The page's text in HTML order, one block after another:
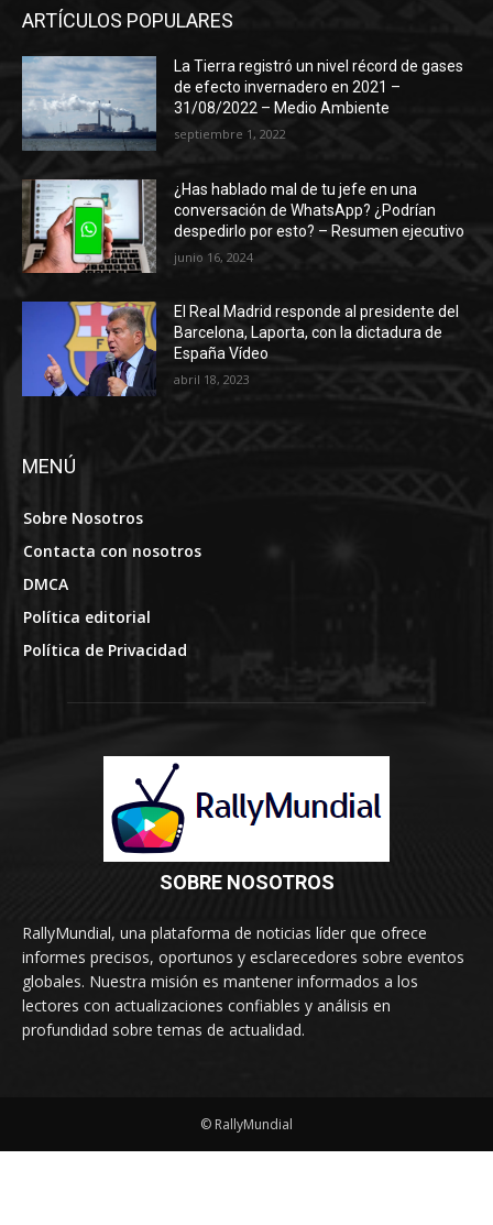
ARTÍCULOS POPULARES
La Tierra registró un nivel récord de gases
de efecto invernadero en 2021 –
31/08/2022 – Medio Ambiente
septiembre 1, 2022
¿Has hablado mal de tu jefe en una
conversación de WhatsApp? ¿Podrían
despedirlo por esto? – Resumen ejecutivo
junio 16, 2024
El Real Madrid responde al presidente del
Barcelona, ​​Laporta, con la dictadura de
España Vídeo
abril 18, 2023
MENÚ
Sobre Nosotros
Contacta con nosotros
DMCA
Política editorial
Política de Privacidad
SOBRE NOSOTROS
RallyMundial, una plataforma de noticias líder que ofrece
informes precisos, oportunos y esclarecedores sobre eventos
globales. Nuestra misión es mantener informados a los
lectores con actualizaciones confiables y análisis en
profundidad sobre temas de actualidad.
© RallyMundial